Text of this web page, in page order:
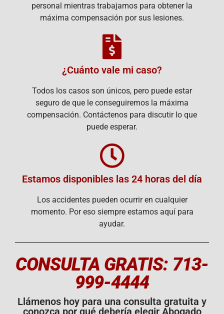
personal mientras trabajamos para obtener la
máxima compensación por sus lesiones.
¿Cuánto vale mi caso?
Todos los casos son únicos, pero puede estar
seguro de que le conseguiremos la máxima
compensación. Contáctenos para discutir lo que
puede esperar.
Estamos disponibles las 24 horas del día
Los accidentes pueden ocurrir en cualquier
momento. Por eso siempre estamos aquí para
ayudar.
CONSULTA GRATIS: 713-
999-4444
Llámenos hoy para una consulta gratuita y
conozca por qué debería elegir Abogado